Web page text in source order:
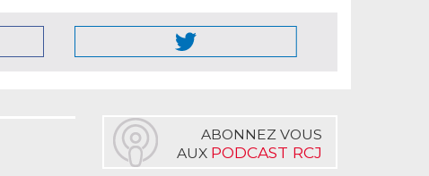
ABONNEZ VOUS
AUX PODCAST RCJ